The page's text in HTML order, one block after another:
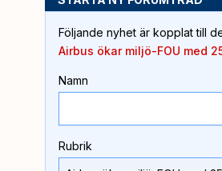
Följande nyhet är kopplat till
Airbus ökar miljö-FOU med
Namn
Rubrik